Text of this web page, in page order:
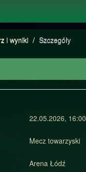
i wyniki / Szczegóły
22.05.2026, 16:00
Mecz towarzyski
Arena Łódź